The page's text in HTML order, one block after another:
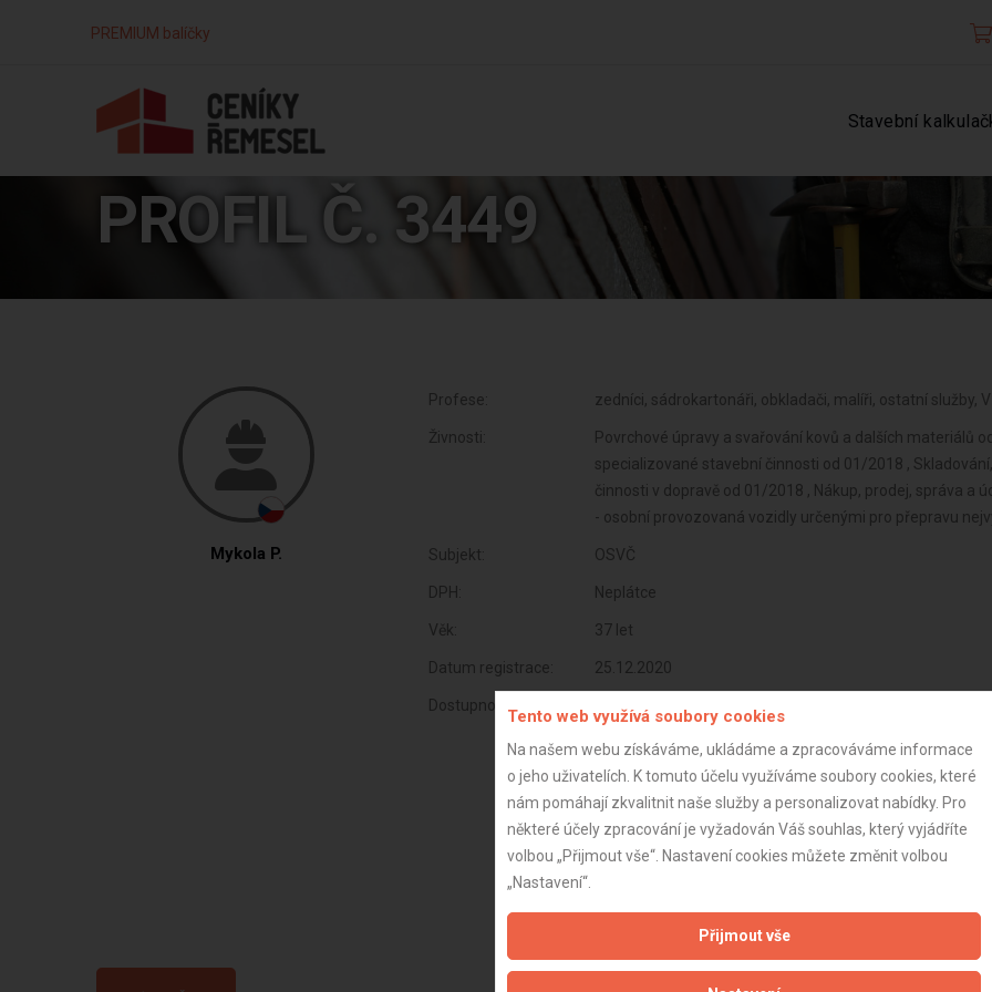
PREMIUM balíčky
Stavební
PROFIL Č. 3449
Mykola P.
Profese: zedníci, sádrokartonáři, obkladači, malíři, ostatní služby,
Živnosti:
Povrchové úpravy a svařování kovů a dalších materiálů
specializované stavební činnosti od 01/2018 ,
činnosti v dopravě od 01/2018 , Nákup, prodej, správa
- osobní provozovaná vozidly určenými pro přepravu
Subjekt: OSVČ
DPH: Neplátce
Věk: 37 let
Datum registrace: 25.12.2020
Dostupnost:
Tento web využívá soubory cookies
Na našem webu získáváme, ukládáme a zpracováváme informace
o jeho uživatelích. K tomuto účelu využíváme soubory cookies, které
nám pomáhají zkvalitnit naše služby a personalizovat nabídky. Pro
některé účely zpracování je vyžadován Váš souhlas, který vyjádříte
volbou „Přijmout vše“. Nastavení cookies můžete změnit volbou
„Nastavení“.
Přijmout vše